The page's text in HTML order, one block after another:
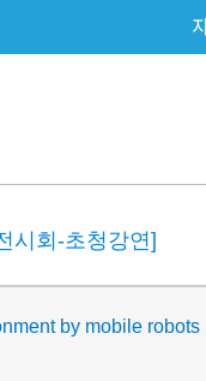
시회-초청강연]
by mobile robots